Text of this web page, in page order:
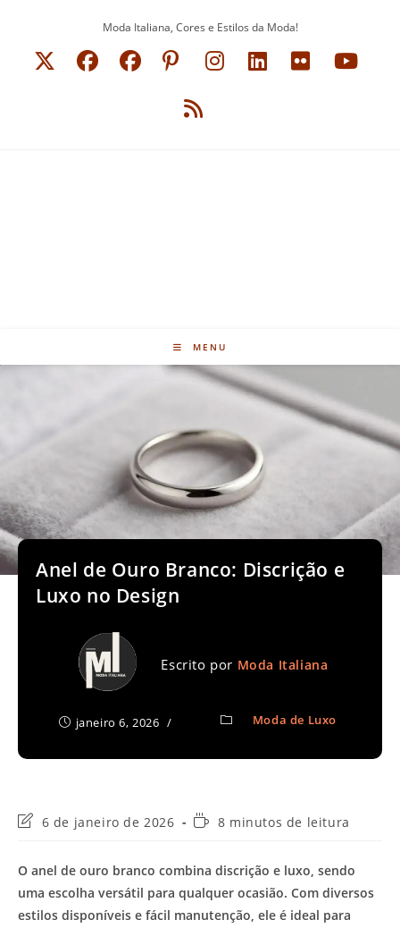
Moda Italiana, Cores e Estilos da Moda!
MENU
Anel de Ouro Branco: Discrição e
Luxo no Design
Escrito por Moda Italiana
janeiro 6, 2026 Moda de Luxo
Última
post:
6 de janeiro de 2026
Tempo8 minutos de leitura
O anel de ouro branco combina discrição e luxo, sendo
uma escolha versátil para qualquer ocasião. Com diversos
estilos disponíveis e fácil manutenção, ele é ideal para